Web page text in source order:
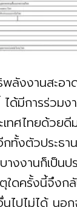
ลังงานสะอา
ได้มีการร่วม
ทศไทยด้วยดี
ทั้งตัวประธา
างงานก็เป็นป
ดครั้งนี้จึงกลั
ไปไม่ได้ นอก